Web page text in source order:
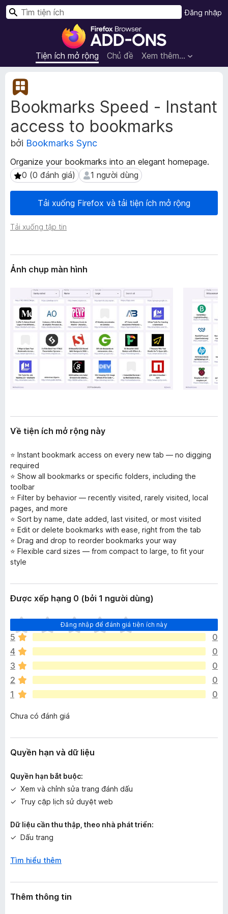
T
ệ
n
h
t
r
h
d
u
y
ệ
o
Tiện ích mở rộng Chủ đề Xem thêm…
Đăng nhập
T
Bookmarks Speed - Instant
access to bookmarks
bởi Bookmarks Sync
Organize your bookmarks into an elegant homepage.
0 (0 đánh giá)
0 (0 đánh giá) 1 người dùng
1 người dùng
Tải xuống Firefox và tải tiện ích mở rộng
Tải xuống tập tin
S
ê
u
d
ữ
l
i
ệ
u
m
n
Ảnh chụp màn hình
Về tiện ích mở rộng này
⭐ Instant bookmark access on every new tab — no digging
required
⭐ Show all bookmarks or specific folders, including the
toolbar
⭐ Filter by behavior — recently visited, rarely visited, local
pages, and more
⭐ Sort by name, date added, last visited, or most visited
⭐ Edit or delete bookmarks with ease, right from the tab
⭐ Drag and drop to reorder bookmarks your way
⭐ Flexible card sizes — from compact to large, to fit your
style
Được xếp hạng 0 (bởi 1 người dùng)
Đăng nhập để đánh giá tiện ích này
C
h
ư
a
c
ó
x
ế
h
n
g
à
o
5
0
4
0
3
0
2
0
1
0
Chưa có đánh giá
Quyền hạn và dữ liệu
Quyền hạn bắt buộc:
Xem và chỉnh sửa trang đánh dấu
Truy cập lịch sử duyệt web
Dữ liệu cần thu thập, theo nhà phát triển:
Dấu trang
Tìm hiểu thêm
Thêm thông tin